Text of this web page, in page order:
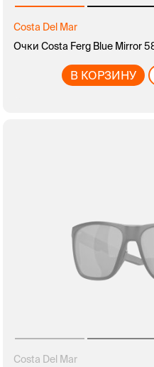
Costa Del Mar
Очки Costa Ferg Blue Mirror
В КОРЗИНУ
Costa Del Mar